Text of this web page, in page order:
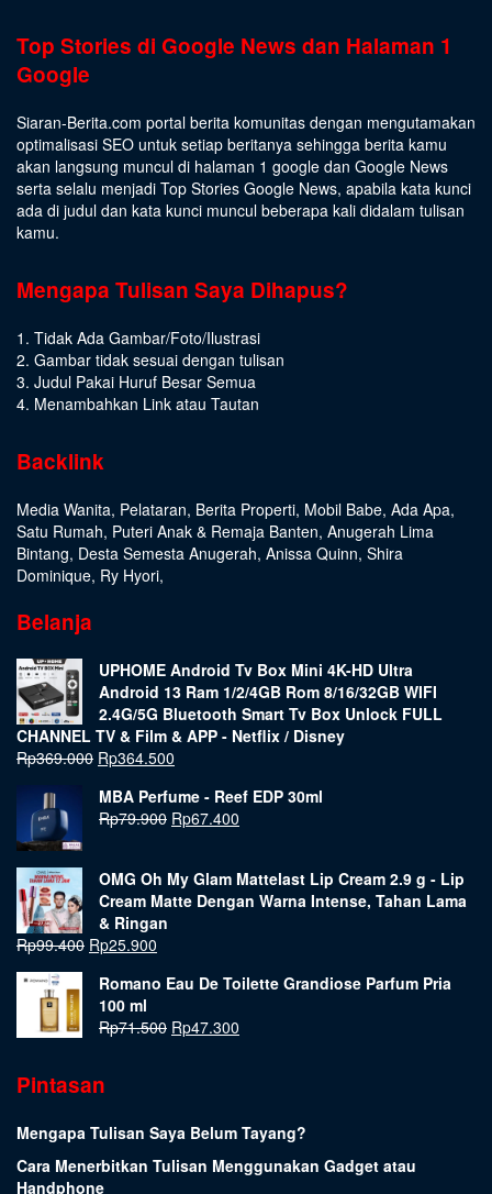
Top Stories di Google News dan Halaman 1
Google
Siaran-Berita.com portal berita komunitas dengan mengutamakan
optimalisasi SEO untuk setiap beritanya sehingga berita kamu
akan langsung muncul di halaman 1 google dan Google News
serta selalu menjadi Top Stories Google News, apabila kata kunci
ada di judul dan kata kunci muncul beberapa kali didalam tulisan
kamu.
Mengapa Tulisan Saya Dihapus?
1. Tidak Ada Gambar/Foto/Ilustrasi
2. Gambar tidak sesuai dengan tulisan
3. Judul Pakai Huruf Besar Semua
4. Menambahkan Link atau Tautan
Backlink
Media Wanita, Pelataran, Berita Properti, Mobil Babe, Ada Apa,
Satu Rumah, Puteri Anak & Remaja Banten, Anugerah Lima
Bintang, Desta Semesta Anugerah, Anissa Quinn, Shira
Dominique, Ry Hyori,
Belanja
UPHOME Android Tv Box Mini 4K-HD Ultra
Android 13 Ram 1/2/4GB Rom 8/16/32GB WIFI
2.4G/5G Bluetooth Smart Tv Box Unlock FULL
CHANNEL TV & Film & APP - Netflix / Disney
Rp369.000 Rp364.500
MBA Perfume - Reef EDP 30ml
Rp79.900 Rp67.400
OMG Oh My Glam Mattelast Lip Cream 2.9 g - Lip
Cream Matte Dengan Warna Intense, Tahan Lama
& Ringan
Rp99.400 Rp25.900
Romano Eau De Toilette Grandiose Parfum Pria
100 ml
Rp71.500 Rp47.300
Pintasan
Mengapa Tulisan Saya Belum Tayang?
Cara Menerbitkan Tulisan Menggunakan Gadget atau
Handphone